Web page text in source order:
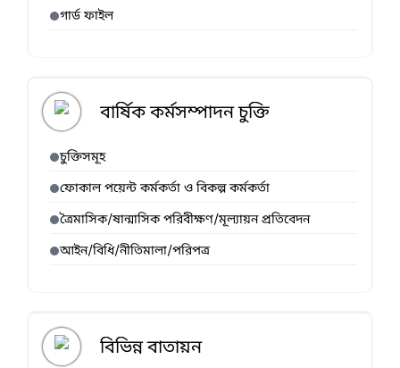
গার্ড ফাইল
বার্ষিক কর্মসম্পাদন চুক্তি
চুক্তিসমূহ
ফোকাল পয়েন্ট কর্মকর্তা ও বিকল্প কর্মকর্তা
ত্রৈমাসিক/ষান্মাসিক পরিবীক্ষণ/মূল্যায়ন প্রতিবেদন
আইন/বিধি/নীতিমালা/পরিপত্র
বিভিন্ন বাতায়ন